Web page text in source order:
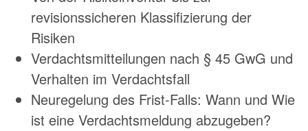
revisionssicheren Klassifizierung der
Risiken
Verdachtsmitteilungen nach § 45 GwG und
Verhalten im Verdachtsfall
Neuregelung des Frist-Falls: Wann und Wie
ist eine Verdachtsmeldung abzugeben?